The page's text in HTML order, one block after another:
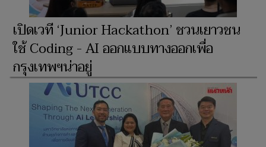
เปิดเวที ‘Junior Hackathon’ ชวนเยาวชน
ใช้ Coding - AI ออกแบบทางออกเพื่อ
กรุงเทพฯน่าอยู่